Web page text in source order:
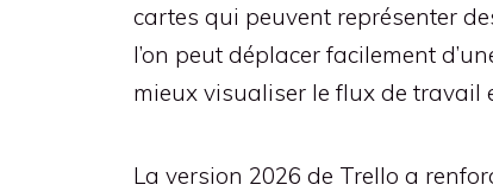
cartes qui peuvent représenter
l’on peut déplacer facilement
mieux visualiser le flux de travail
La version 2026 de Trello a